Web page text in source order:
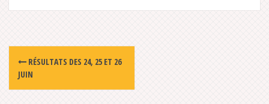
Post
navigation
RÉSULTATS DES 24, 25 ET 26
JUIN